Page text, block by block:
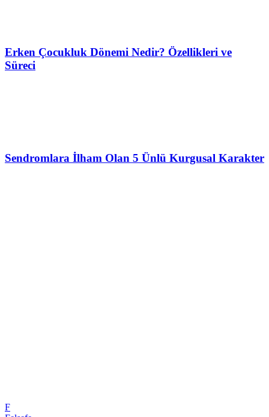
Erken Çocukluk Dönemi Nedir? Özellikleri ve
Süreci
Sendromlara İlham Olan 5 Ünlü Kurgusal Karakter
F